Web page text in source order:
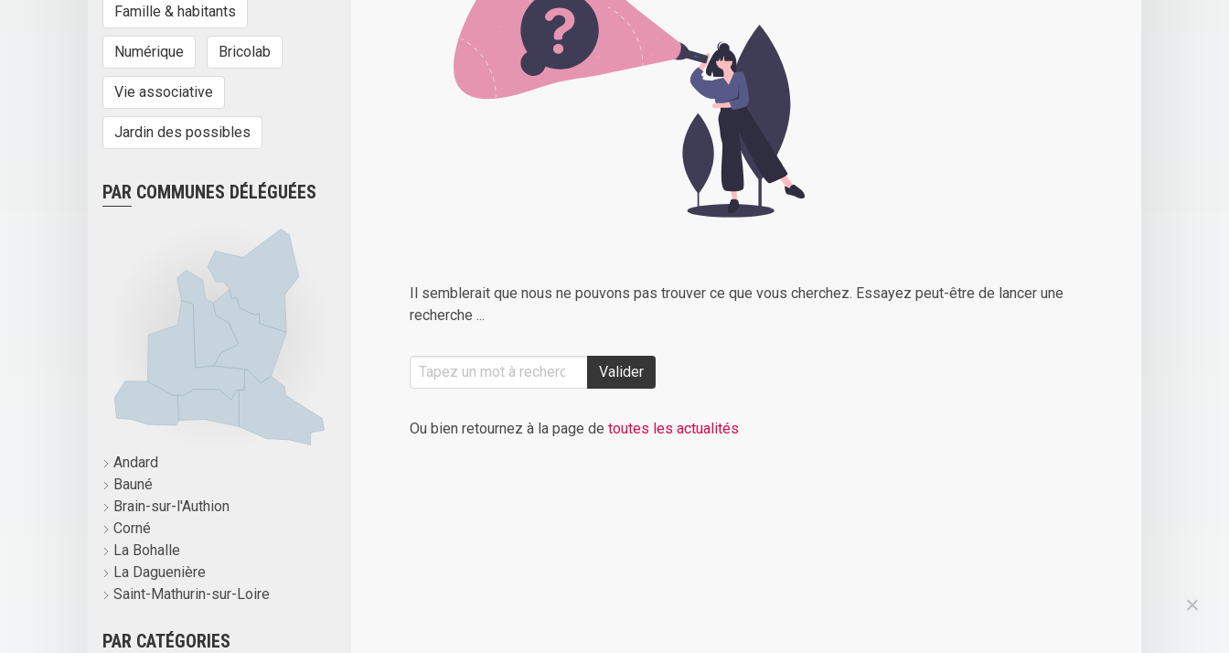
Famille & habitants
Numérique Bricolab
Vie associative
Jardin des possibles
PAR COMMUNES DÉLÉGUÉES
Andard
Bauné
Brain-sur-l'Authion
Corné
La Bohalle
La Daguenière
Saint-Mathurin-sur-Loire
PAR CATÉGORIES
Il semblerait que nous ne pouvons pas trouver ce que vous cherchez. Essayez peut-être de lancer une
recherche ...
Valider
Ou bien retournez à la page de toutes les actualités